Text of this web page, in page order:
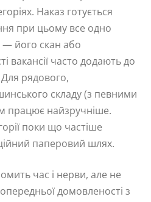
Наказ готується
при цьому все одно
його скан або
вакансії часто додають до
рядового,
складу (з певними
працює найзручніше.
поки що частіше
паперовий шлях.
час і нерви, але не
домовленості з